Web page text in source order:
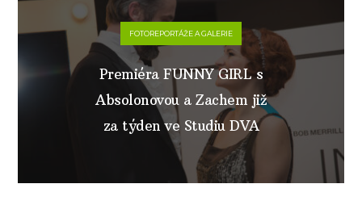
FOTOREPORTÁŽE A GALERIE
Premiéra FUNNY GIRL s
Absolonovou a Zachem již
za týden ve Studiu DVA